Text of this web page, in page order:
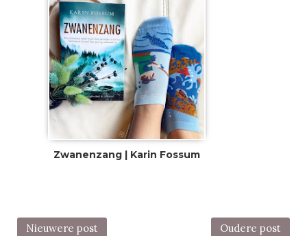
Zwanenzang | Karin Fossum
Nieuwere post Oudere post